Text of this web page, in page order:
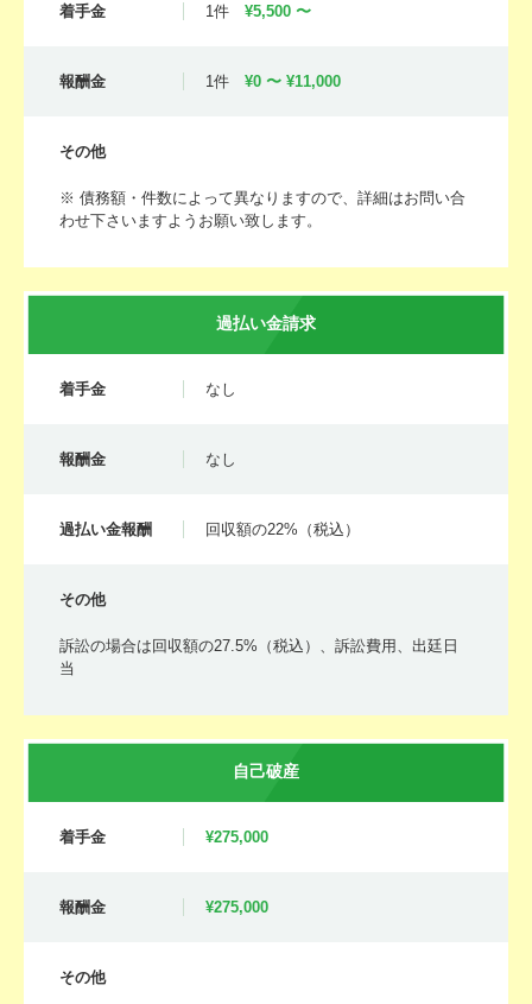
着手金 1件 ¥5,500 〜
報酬金 1件 ¥0 〜 ¥11,000
その他
※ 債務額・件数によって異なりますので、詳細はお問い合
わせ下さいますようお願い致します。
過払い金請求
着手金 なし
報酬金 なし
過払い金報酬 回収額の22%（税込）
その他
訴訟の場合は回収額の27.5%（税込）、訴訟費用、出廷日
当
自己破産
着手金 ¥275,000
報酬金 ¥275,000
その他